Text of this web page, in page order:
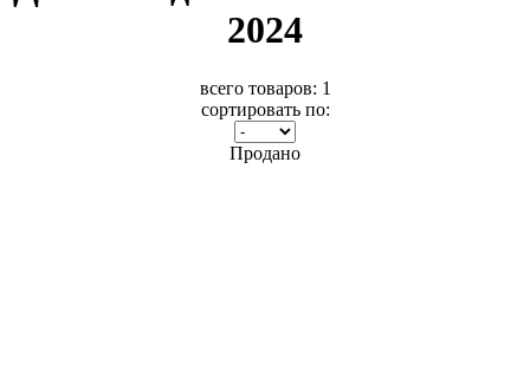
2024
всего товаров: 1
сортировать по:
Продано